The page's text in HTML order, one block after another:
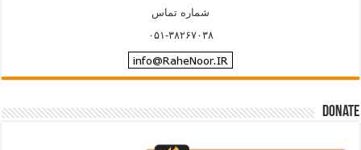
شماره تماس
۰۵۱-۳۸۲۶۷۰۳۸
Donate